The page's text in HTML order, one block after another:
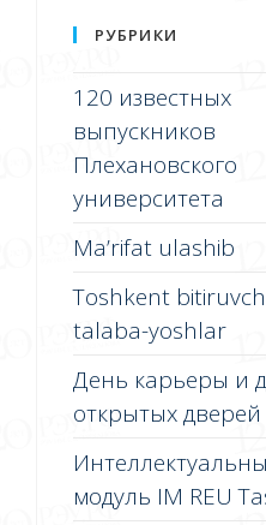
РУБРИКИ
120 известных
выпускников
Плехановского
университета
Ma’rifat ulashib
Toshkent
talaba-yoshlar
День карьеры и
открытых дверей
модуль IM REU